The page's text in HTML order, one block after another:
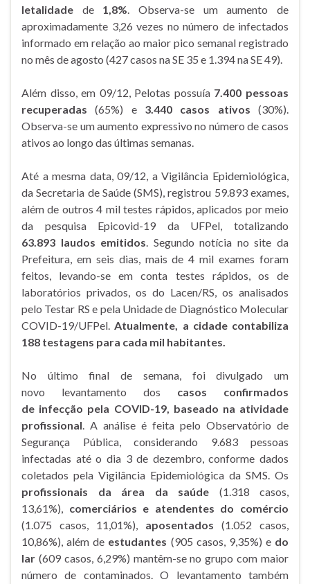
letalidade de 1,8% . Observa-se um aumento de
aproximadamente 3,26 vezes no número de infectados
informado em relação ao maior pico semanal registrado
no mês de agosto (427 casos na SE 35 e 1.394 na SE 49).
Além disso, em 09/12, Pelotas possuía 7.400 pessoas
recuperadas (65%) e 3.440 casos ativos (30%).
Observa-se um aumento expressivo no número de casos
ativos ao longo das últimas semanas.
Até a mesma data, 09/12, a Vigilância Epidemiológica,
da Secretaria de Saúde (SMS), registrou 59.893 exames,
além de outros 4 mil testes rápidos, aplicados por meio
da pesquisa Epicovid-19 da UFPel, totalizando
63.893 laudos emitidos . Segundo notícia no site da
Prefeitura, em seis dias, mais de 4 mil exames foram
feitos, levando-se em conta testes rápidos, os de
laboratórios privados, os do Lacen/RS, os analisados
pelo Testar RS e pela Unidade de Diagnóstico Molecular
COVID-19/UFPel. Atualmente, a cidade contabiliza
188 testagens para cada mil habitantes.
No último final de semana, foi divulgado um
novo levantamento dos casos confirmados
de infecção pela COVID-19, baseado na atividade
profissional . A análise é feita pelo Observatório de
Segurança Pública, considerando 9.683 pessoas
infectadas até o dia 3 de dezembro, conforme dados
coletados pela Vigilância Epidemiológica da SMS. Os
profissionais da área da saúde (1.318 casos,
13,61%), comerciários e atendentes do comércio
(1.075 casos, 11,01%), aposentados (1.052 casos,
10,86%), além de estudantes (905 casos, 9,35%) e do
lar (609 casos, 6,29%) mantêm-se no grupo com maior
número de contaminados. O levantamento também